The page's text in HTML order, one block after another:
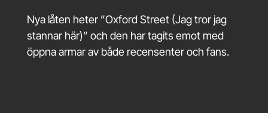
Nya låten heter ”Oxford Street (Jag tror jag
stannar här)” och den har tagits emot med
öppna armar av både recensenter och fans.